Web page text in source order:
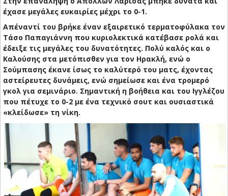
έχασε μεγάλες ευκαιρίες μέχρι το 0-1.
Απέναντί του βρήκε έναν εξαιρετικό τερματοφύλακα τον
Τάσο Παπαγιάννη που κυριολεκτικά κατέβασε ρολά και
έδειξε τις μεγάλες του δυνατότητες. Πολύ καλός και ο
Καλούσης στα μετόπισθεν για τον Ηρακλή, ενώ ο
Σούμπασης έκανε ίσως το καλύτερό του ματς, έχοντας
αστείρευτες δυνάμεις, ενώ σημείωσε και ένα τρομερό
γκολ για σεμινάριο. Σημαντική η βοήθεια και του Ιγγλέζου
που πέτυχε το 0-2 με ένα τεχνικό σουτ και ουσιαστικά
«κλείδωσε» τη νίκη.